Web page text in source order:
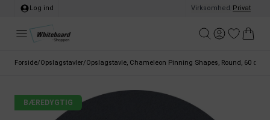
Log ind Virksomhed Privat
Forside/Opslagstavler/Opslagstavle, Chameleon Pinning Shapes, Round, 60 cm,
BÆREDYGTIG